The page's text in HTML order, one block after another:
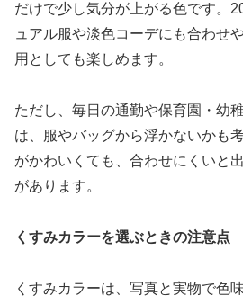
だけで少し気分が上がる色です。
ュアル服や淡色コーデにも合わせ
用としても楽しめます。
ただし、毎日の通勤や保育園・幼
は、服やバッグから浮かないかも
がかわいくても、合わせにくいと
があります。
くすみカラーを選ぶときの注意点
くすみカラーは、写真と実物で色